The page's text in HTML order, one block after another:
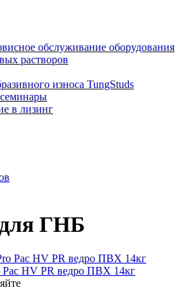
обслуживание оборудования
растворов
износа TungStuds
в лизинг
ГНБ
HV PR ведро ПВХ 14кг